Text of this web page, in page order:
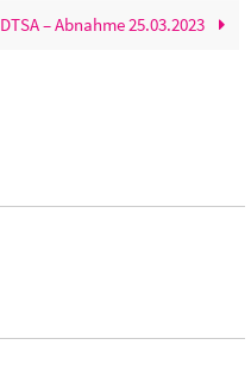
DTSA – Abnahme 25.03.2023